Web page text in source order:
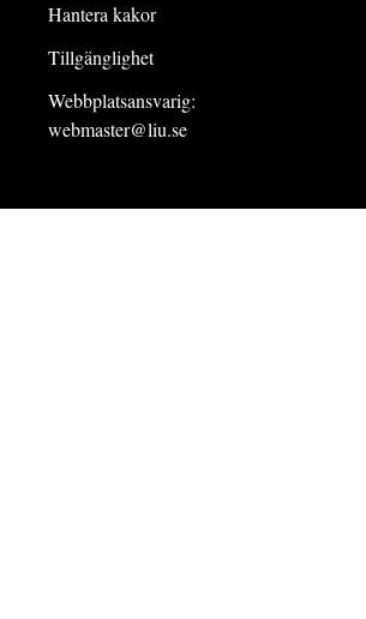
Hantera kakor
Tillgänglighet
Webbplatsansvarig:
webmaster@liu.se